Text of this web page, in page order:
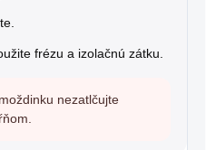
frézu a izolačnú zátku.
nezatlčujte